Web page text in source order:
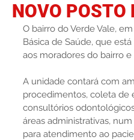
NOVO POSTO
O bairro do Verde Vale,
Básica de Saúde, que
aos moradores do bairro e
A unidade contará com
procedimentos, coleta de
consultórios
áreas administrativas,
para atendimento ao